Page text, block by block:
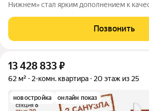
Нижнем» стал ярким дополнением к
районе в границах улиц Октябрьской
Вольская, Витебская.
Позвонить
13 428 833₽
62 м² 2-комн. квартира 20 этаж из 25
новостройка онлайн показ